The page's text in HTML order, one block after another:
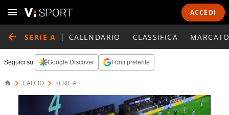
ACCEDI
SERIE A CALENDARIO CLASSIFICA
Seguici su: Google Discover Fonti preferite
CALCIO SERIE A